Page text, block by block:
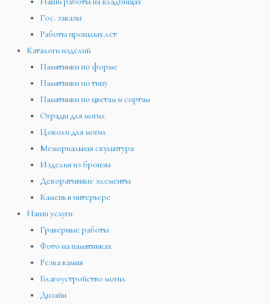
Гос. заказы
Работы прошлых лет
Каталоги изделий
Памятники по форме
Памятники по типу
Памятники по цветам и сортам
Ограды для могил
Цоколи для могил
Мемориальная скульптура
Изделия из бронзы
Декоративные элементы
Камень в интерьере
Наши услуги
Граверные работы
Фото на памятниках
Резка камня
Благоустройство могил
Дизайн